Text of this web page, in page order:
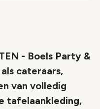
- Boels Party &
cateraars,
van volledig
tafelaankleding,